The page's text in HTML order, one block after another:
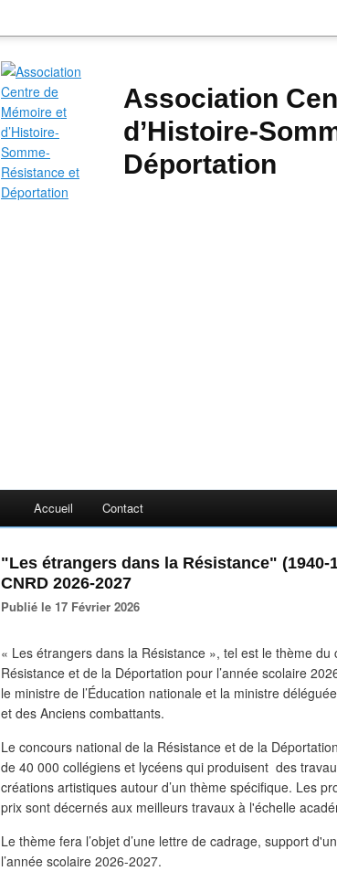
Association
d’Histoire-
Déportation
Accueil Contact
"Les étrangers dans la Résistance" (1940-
CNRD 2026-2027
Publié le 17 Février 2026
« Les étrangers dans la Résistance », tel est le thème
Résistance et de la Déportation pour l’année scolaire
le ministre de l’Éducation nationale et la ministre
et des Anciens combattants.
Le concours national de la Résistance et de la
de 40 000 collégiens et lycéens qui produisent des
créations artistiques autour d’un thème spécifique. Les
prix sont décernés aux meilleurs travaux à l'échelle
Le thème fera l’objet d’une lettre de cadrage, support
l’année scolaire 2026-2027.